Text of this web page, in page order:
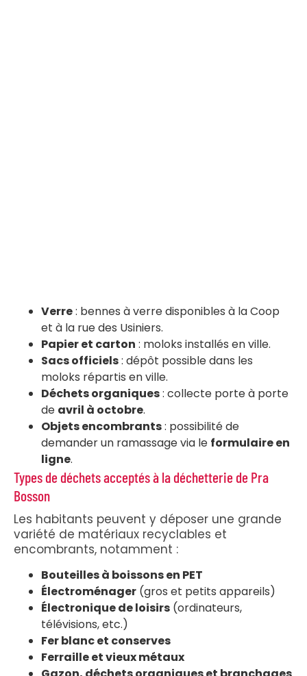
Verre: bennes à verre disponibles à la Coop
et à la rue des Usiniers.
Papier et carton : moloks installés en ville.
Sacs officiels: dépôt possible dans les
moloks répartis en ville.
Déchets organiques: collecte porte à porte
de avril à octobre.
Objets encombrants: possibilité de
demander un ramassage via le formulaire en
ligne.
Types de déchets acceptés à la déchetterie de Pra
Bosson
Les habitants peuvent y déposer une grande
variété de matériaux recyclables et
encombrants, notamment :
Bouteilles à boissons en PET
Électroménager (gros et petits appareils)
Électronique de loisirs (ordinateurs,
télévisions, etc.)
Fer blanc et conserves
Ferraille et vieux métaux